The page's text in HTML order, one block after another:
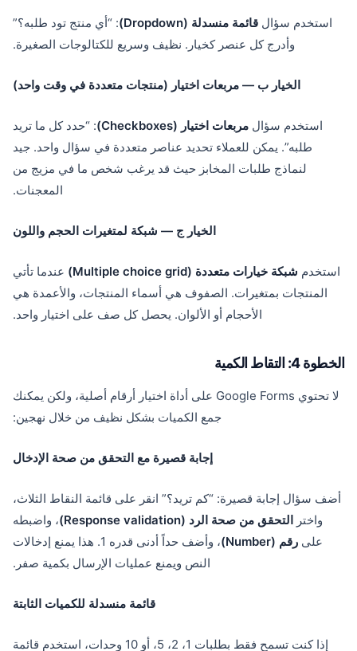
استخدم سؤال قائمة منسدلة (Dropdown)
: “أي منتج تود طلبه؟”
وأدرج كل عنصر كخيار. نظيف وسريع للكتالوجات الصغيرة.
الخيار ب — مربعات اختيار (منتجات متعددة في وقت واحد)
استخدم سؤال مربعات اختيار (Checkboxes)
: “حدد كل ما تريد
طلبه”. يمكن للعملاء تحديد عناصر متعددة في سؤال واحد. جيد
لنماذج طلبات المخابز حيث قد يرغب شخص ما في مزيج من
المعجنات.
الخيار ج — شبكة لمتغيرات الحجم واللون
استخدم شبكة خيارات متعددة (Multiple choice grid)
عندما تأتي
المنتجات بمتغيرات. الصفوف هي أسماء المنتجات، والأعمدة هي
الأحجام أو الألوان. يحصل كل صف على اختيار واحد.
الخطوة 4: التقاط الكمية
لا تحتوي Google Forms على أداة اختيار أرقام أصلية، ولكن يمكنك
جمع الكميات بشكل نظيف من خلال نهجين:
إجابة قصيرة مع التحقق من صحة الإدخال
أضف سؤال إجابة قصيرة: “كم تريد؟” انقر على قائمة النقاط الثلاث،
واختر التحقق من صحة الرد (Response validation)
، واضبطه
على رقم (Number)
، وأضف حداً أدنى قدره 1. هذا يمنع إدخالات
النص ويمنع عمليات الإرسال بكمية صفر.
قائمة منسدلة للكميات الثابتة
إذا كنت تسمح فقط بطلبات 1، 2، 5، أو 10 وحدات، استخدم قائمة